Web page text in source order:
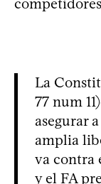
La
77 num
asegurar
amplia
va contra
y el FA